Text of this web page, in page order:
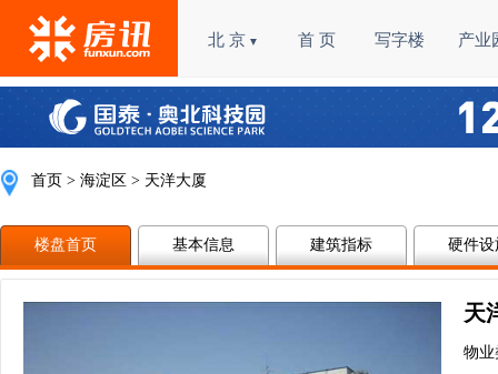
北 京 ▼ 首 页 写字楼 产业
首页 > 海淀区 > 天洋大厦
楼盘首页 基本信息 建筑指标 硬件设
天
物业